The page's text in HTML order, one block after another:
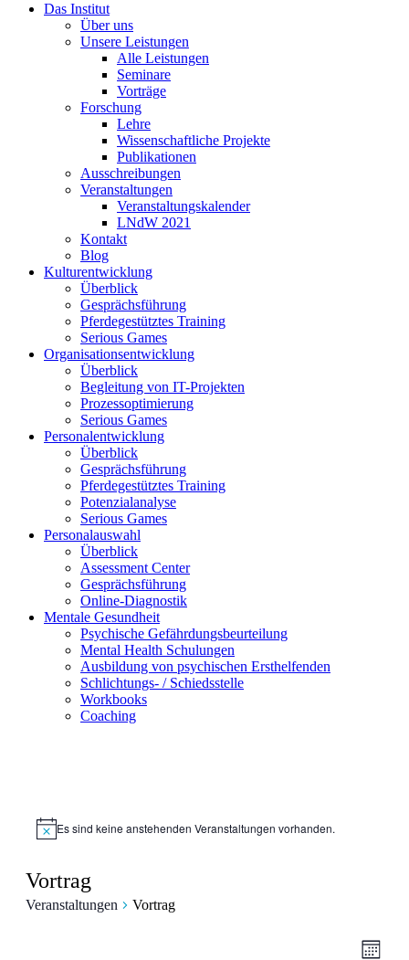
Das Institut
Über uns
Unsere Leistungen
Alle Leistungen
Seminare
Vorträge
Forschung
Lehre
Wissenschaftliche Projekte
Publikationen
Ausschreibungen
Veranstaltungen
Veranstaltungskalender
LNdW 2021
Kontakt
Blog
Kulturentwicklung
Überblick
Gesprächsführung
Pferdegestütztes Training
Serious Games
Organisationsentwicklung
Überblick
Begleitung von IT-Projekten
Prozessoptimierung
Serious Games
Personalentwicklung
Überblick
Gesprächsführung
Pferdegestütztes Training
Potenzialanalyse
Serious Games
Personalauswahl
Überblick
Assessment Center
Gesprächsführung
Online-Diagnostik
Mentale Gesundheit
Psychische Gefährdungs­beurteilung
Mental Health Schulungen
Ausbildung von psychischen Ersthelfenden
Schlichtungs- / Schiedsstelle
Workbooks
Coaching
HinweisEs sind keine anstehenden Veranstaltungen vorhanden.
Vortrag
Veranstaltungen Vortrag
Monat